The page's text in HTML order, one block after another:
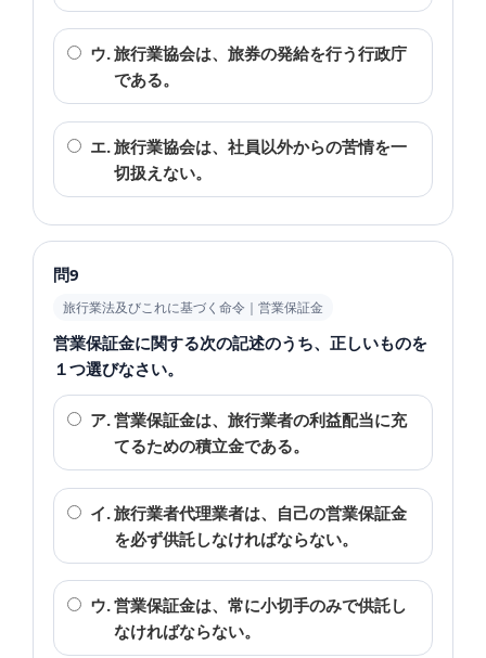
ウ.旅行業協会は、旅券の発給を行う行政庁
である。
エ.旅行業協会は、社員以外からの苦情を一
切扱えない。
問9
旅行業法及びこれに基づく命令｜営業保証金
営業保証金に関する次の記述のうち、正しいものを
１つ選びなさい。
ア.営業保証金は、旅行業者の利益配当に充
てるための積立金である。
イ.旅行業者代理業者は、自己の営業保証金
を必ず供託しなければならない。
ウ.営業保証金は、常に小切手のみで供託し
なければならない。